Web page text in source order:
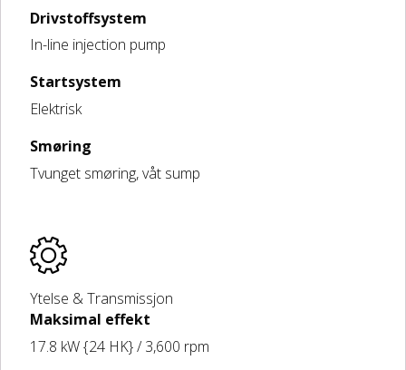
Drivstoffsystem
In-line injection pump
Startsystem
Elektrisk
Smøring
Tvunget smøring, våt sump
Ytelse & Transmissjon
Maksimal effekt
17.8 kW {24 HK} / 3,600 rpm